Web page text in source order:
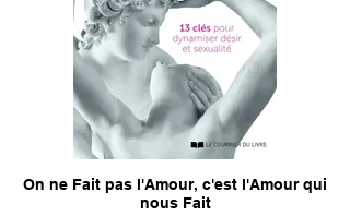
On ne Fait pas l'Amour, c'est l'Amour qui
nous Fait